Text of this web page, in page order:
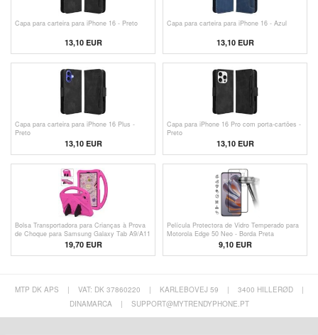
Capa para carteira para iPhone 16 - Preto
13,10 EUR
Capa para carteira para iPhone 16 - Azul
13,10 EUR
Capa para carteira para iPhone 16 Plus -
Preto
13,10 EUR
Capa para iPhone 16 Pro com porta-cartões -
Preto
13,10 EUR
Bolsa Transportadora para Crianças à Prova
de Choque para Samsung Galaxy Tab A9/A11
19,70 EUR
Película Protectora de Vidro Temperado para
Motorola Edge 50 Neo - Borda Preta
9,10 EUR
MTP DK APS | VAT: DK 37860220 | KARLEBOVEJ 59 | 3400 HILLERØD
|
DINAMARCA
| SUPPORT@MYTRENDYPHONE.PT